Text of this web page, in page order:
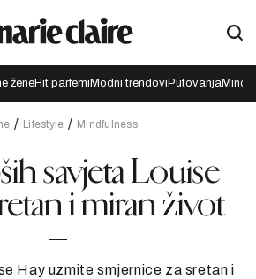
ženeHit parfemi Modni trendovi Putovanja
Lifestyle Mindfulness
savjeta Louise
i miran život
Hay uzmite smjernice za sretan i